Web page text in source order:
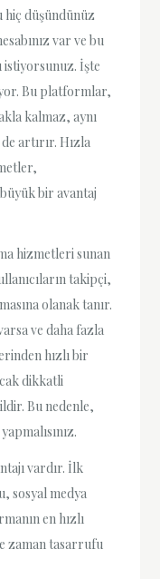
hiç düşündünüz
var ve bu
istiyorsunuz. İşte
Bu platformlar,
kalmaz, aynı
artırır. Hızla
bir avantaj
hizmetleri sunan
takipçi,
olanak tanır.
ve daha fazla
hızlı bir
dikkatli
Bu nedenle,
vardır. İlk
sosyal medya
en hızlı
zaman tasarrufu